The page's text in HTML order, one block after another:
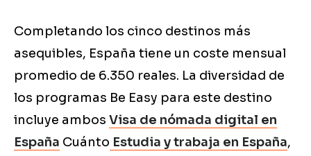
Completando los cinco destinos más
asequibles, España tiene un coste mensual
promedio de 6.350 reales. La diversidad de
los programas Be Easy para este destino
incluye ambos Visa de nómada digital en
España Cuánto Estudia y trabaja en España,